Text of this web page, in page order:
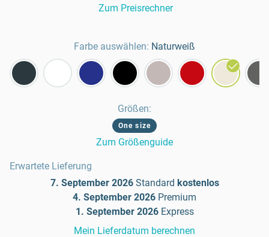
Zum Preisrechner
Farbe auswählen: Naturweiß
Größen:
One size
Zum Größenguide
Erwartete Lieferung
7. September 2026 Standard kostenlos
4. September 2026 Premium
1. September 2026 Express
Mein Lieferdatum berechnen